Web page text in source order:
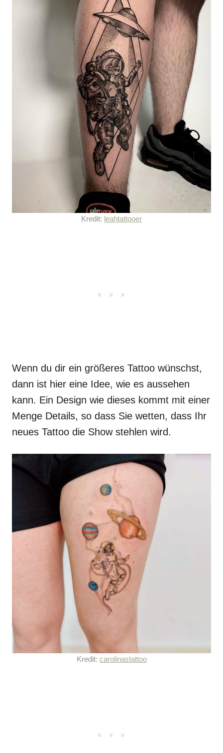
Kredit: leahtattooer
Wenn du dir ein größeres Tattoo wünschst,
dann ist hier eine Idee, wie es aussehen
kann. Ein Design wie dieses kommt mit einer
Menge Details, so dass Sie wetten, dass Ihr
neues Tattoo die Show stehlen wird.
Kredit: carolinastattoo